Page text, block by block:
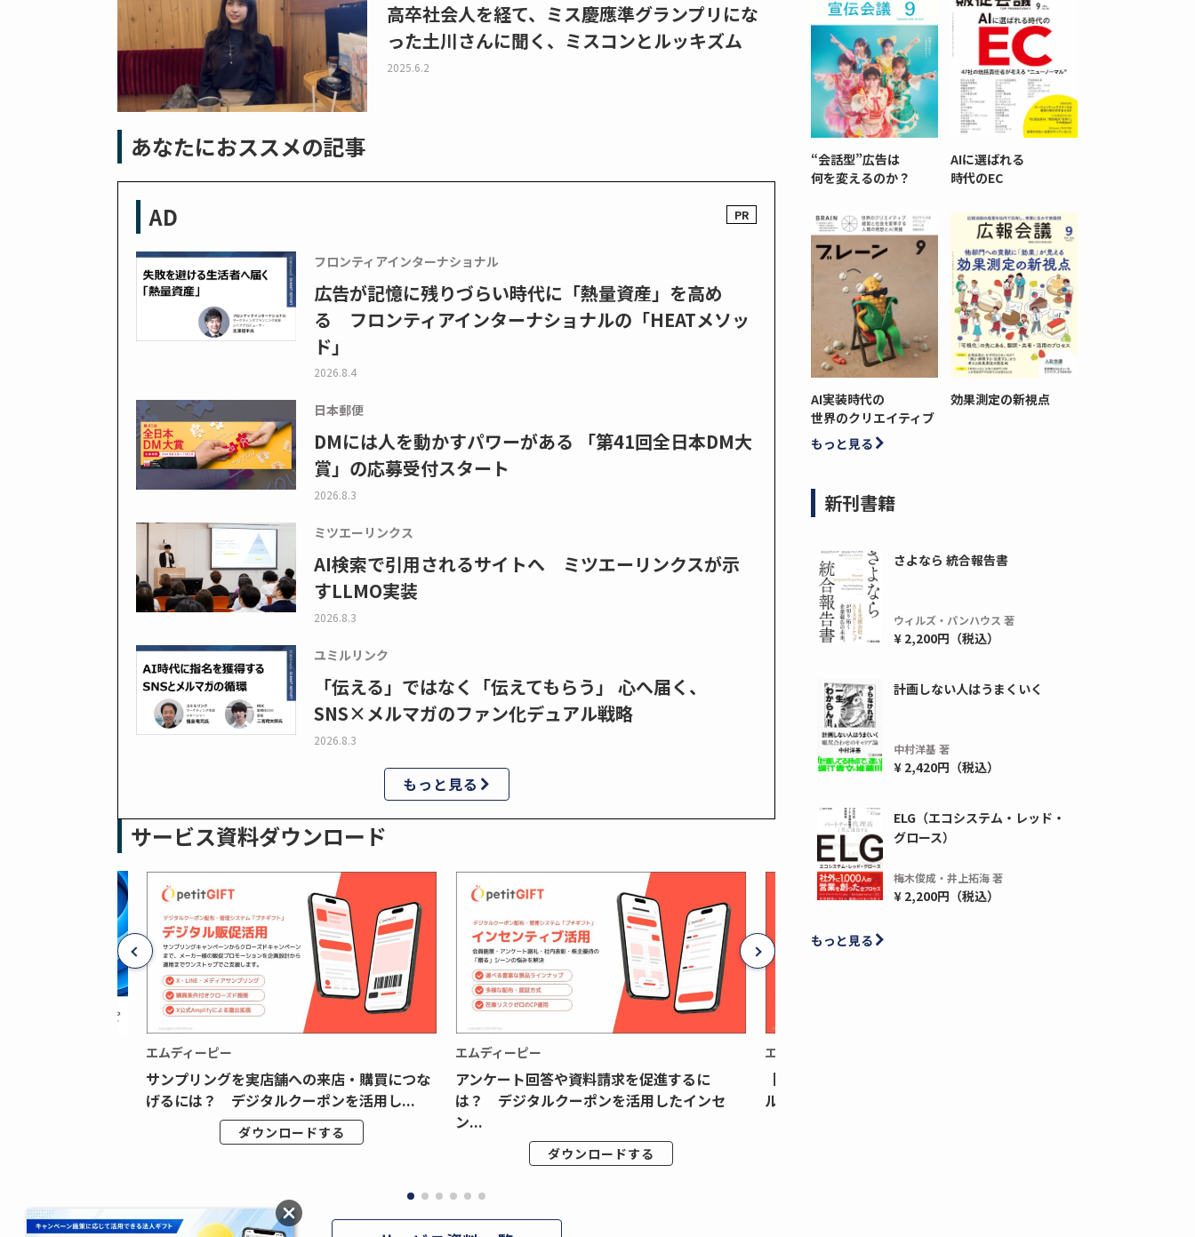
高卒社会人を経て、ミス慶應準グランプリにな
った土川さんに聞く、ミスコンとルッキズム
2025.6.2
あなたにおススメの記事
AD
フロンティアインターナショナル
広告が記憶に残りづらい時代に「熱量資産」を高め
る フロンティアインターナショナルの「HEATメソッ
ド」
2026.8.4
日本郵便
DMには人を動かすパワーがある 「第41回全日本DM大
賞」の応募受付スタート
2026.8.3
ミツエーリンクス
AI検索で引用されるサイトへ ミツエーリンクスが示
すLLMO実装
2026.8.3
ユミルリンク
「伝える」ではなく「伝えてもらう」 心へ届く、
SNS×メルマガのファン化デュアル戦略
2026.8.3
もっと見る
サービス資料ダウンロード
エムディーピー
サンプリングを実店舗への来店・購買につな
げるには？ デジタルクーポンを活用し...
ダウンロードする
エムディーピー
アンケート回答や資料請求を促進するに
は？ デジタルクーポンを活用したインセ
ン...
ダウンロードする
エムディーピー
【月間1,000万本以上の配布実績！】デジタ
ルクーポンを活用した販促キャンペーンを...
“会話型”広告は
何を変えるのか？
AIに選ばれる
時代のEC
AI実装時代の
世界のクリエイティブ
効果測定の新視点
もっと見る
新刊書籍
さよなら 統合報告書
ウィルズ・パンハウス 著
¥ 2,200円（税込）
計画しない人はうまくいく
中村洋基 著
¥ 2,420円（税込）
ELG（エコシステム・レッド・
グロース）
梅木俊成・井上拓海 著
¥ 2,200円（税込）
もっと見る